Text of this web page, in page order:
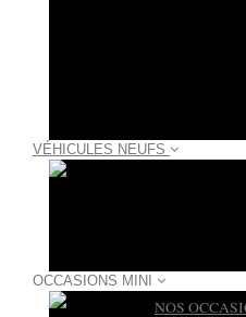
VÉHICULES NEUFS
OCCASIONS MINI
NOS